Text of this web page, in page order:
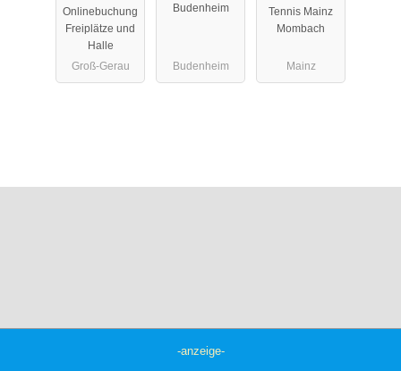
Gerau
Onlinebuchung
Freiplätze und
Halle
Groß-Gerau
Budenheim
Budenheim
Tennis
Tennis Mainz
Mombach
Mainz
-anzeige-